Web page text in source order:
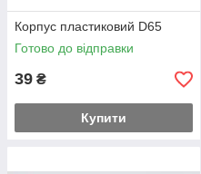
Корпус пластиковий D65
Готово до відправки
39 ₴
Купити